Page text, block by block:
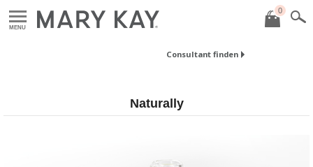
MENU
0
Consultant finden
Naturally